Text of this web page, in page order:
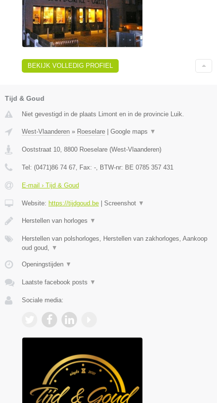
BEKIJK VOLLEDIG PROFIEL
Tijd & Goud
Niet gevestigd in de plaats Limont en in de provincie Luik.
West-Vlaanderen » Roeselare | Google maps ▼
Ooststraat 10 8800 Roeselare (West-Vlaanderen)
Tel: (0471)86 74 67 , Fax: - , BTW-nr: BE 0785 357 431
E-mail › Tijd & Goud
Website: https://tijdgoud.be | Screenshot ▼
Herstellen van horloges ▼
Herstellen van polshorloges, Herstellen van zakhorloges, Aankoop
oud goud,
▼
Openingstijden ▼
Laatste facebook posts ▼
Sociale media: